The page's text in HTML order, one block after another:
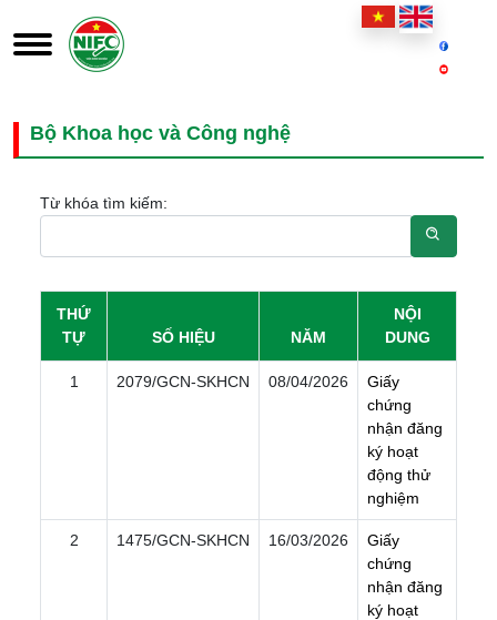
Bộ Khoa học và Công nghệ
Từ khóa tìm kiếm:
THỨ
TỰ
SỐ HIỆU NĂM
NỘI
DUNG
1 2079/GCN-SKHCN 08/04/2026 Giấy
chứng
nhận đăng
ký hoạt
động thử
nghiệm
2 1475/GCN-SKHCN 16/03/2026 Giấy
chứng
nhận đăng
ký hoạt